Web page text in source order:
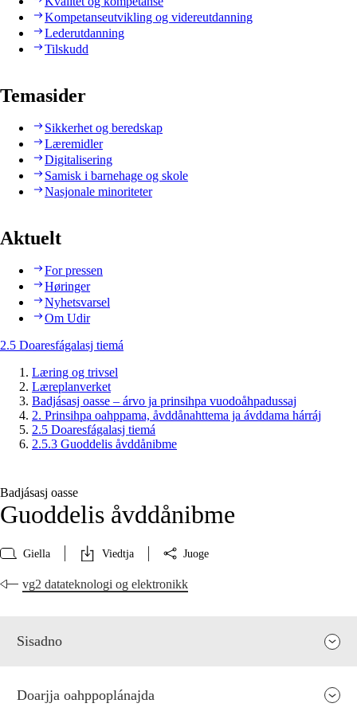
Kompetanseutvikling og videreutdanning
Lederutdanning
Tilskudd
Temasider
Sikkerhet og beredskap
Læremidler
Digitalisering
Samisk i barnehage og skole
Nasjonale minoriteter
Aktuelt
For pressen
Høringer
Nyhetsvarsel
Om Udir
2.5 Doaresfágalasj tiemá
Læring og trivsel
Læreplanverket
Badjásasj oasse – árvo ja prinsihpa vuodoåhpadussaj
2. Prinsihpa oahppama, åvddånahttema ja ávddama hárráj
2.5 Doaresfágalasj tiemá
2.5.3 Guoddelis åvddånibme
Badjásasj oasse
Guoddelis åvddånibme
Giella Viedtja Juoge
vg2 datateknologi og elektronikk
Sisadno
Doarjja oahppoplánajda